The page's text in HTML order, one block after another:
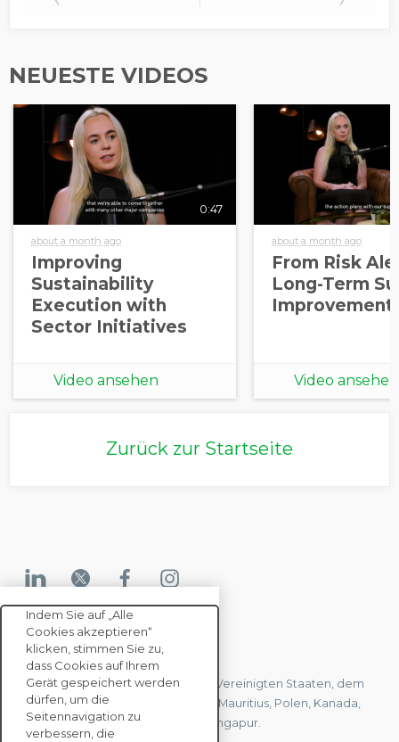
NEUESTE VIDEOS
0:47
about a month ago
Improving
Sustainability
Execution with
Sector Initiatives
Video ansehen
about a month ago
From Risk
Long-Term
Improvement
Video ansehen
Zurück zur Startseite
KONTAKTIEREN SIE UNS
Wir haben Büros in Frankreich, den Vereinigten Staaten, dem
Vereinigten Königreich, Hongkong, Mauritius, Polen, Kanada,
Deutschland, Japan, Spanien und Singapur.
Indem Sie auf „Alle
Cookies akzeptieren“
klicken, stimmen Sie zu,
dass Cookies auf Ihrem
Gerät gespeichert werden
dürfen, um die
Seitennavigation zu
verbessern, die